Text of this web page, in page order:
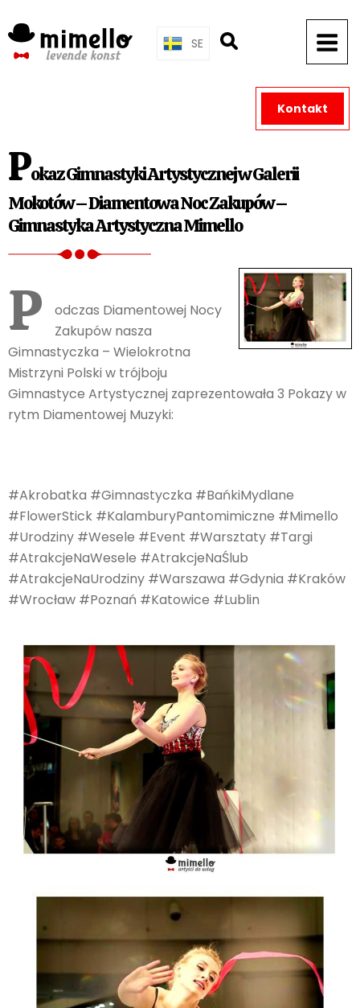
to
content
SE
Pokaz Gimnastyki Artystycznej w Galerii
Mokotów – Diamentowa Noc Zakupów –
Gimnastyka Artystyczna Mimello
P
odczas Diamentowej Nocy
Zakupów nasza
Gimnastyczka – Wielokrotna
Mistrzyni Polski w trójboju
Gimnastyce Artystycznej zaprezentowała 3 Pokazy w
rytm Diamentowej Muzyki:
#Akrobatka #Gimnastyczka #BańkiMydlane
#FlowerStick #KalamburyPantomimiczne #Mimello
#Urodziny #Wesele #Event #Warsztaty #Targi
#AtrakcjeNaWesele #AtrakcjeNaŚlub
#AtrakcjeNaUrodziny #Warszawa #Gdynia #Kraków
#Wrocław #Poznań #Katowice #Lublin
Kontakt